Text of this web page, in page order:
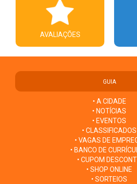
AVALIAÇÕES
GUIA
• A CIDADE
• NOTÍCIAS
• EVENTOS
• CLASSIFICADOS
• VAGAS DE
• BANCO DE
• CUPOM
• SHOP ONLINE
• SORTEIOS